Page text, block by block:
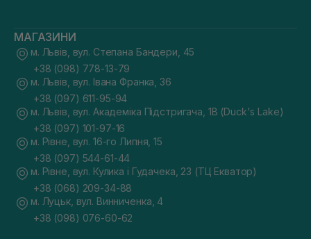
МАГАЗИНИ
м. Львів, вул. Степана Бандери, 45
+38 (098) 778-13-79
м. Львів, вул. Івана Франка, 36
+38 (097) 611-95-94
м. Львів, вул. Академіка Підстригача, 1В (Duck's Lake)
+38 (097) 101-97-16
м. Рівне, вул. 16-го Липня, 15
+38 (097) 544-61-44
м. Рівне, вул. Кулика і Гудачека, 23 (ТЦ Екватор)
+38 (068) 209-34-88
м. Луцьк, вул. Винниченка, 4
+38 (098) 076-60-62